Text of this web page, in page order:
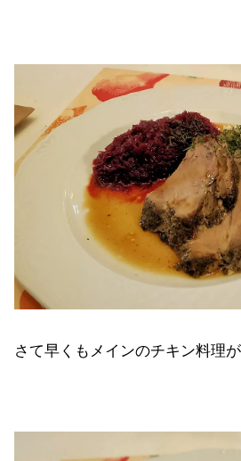
さて早くもメインのチキン料理